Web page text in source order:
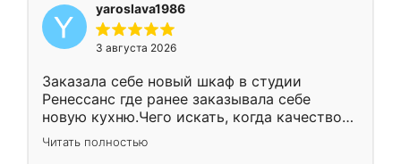
yaroslava1986
3 августа 2026
Заказала себе новый шкаф в студии
Ренессанс где ранее заказывала себе
новую кухню.Чего искать, когда качеством
вполне довольна. Служит кухня уже почти
два года, нареканий нет.
Читать полностью